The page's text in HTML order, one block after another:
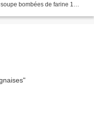
bombées de farine 1